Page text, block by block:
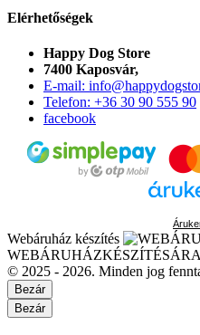
Elérhetőségek
Happy Dog Store
7400 Kaposvár,
E-mail:
Telefon: +36 30 90 555 90
facebook
Webáruház készítés
© 2025 - 2026. Minden jog
Bezár
Bezár